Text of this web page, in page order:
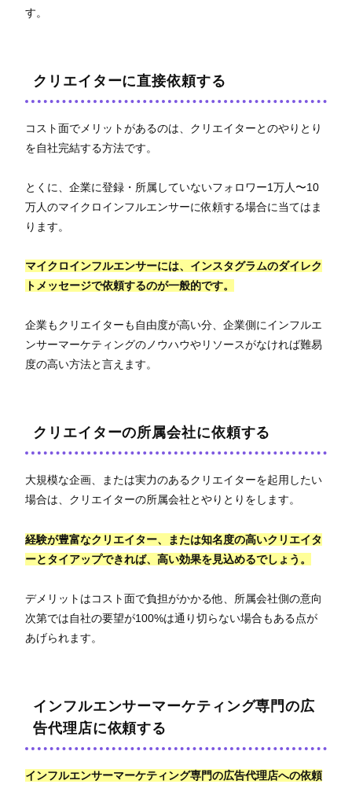
す。
クリエイターに直接依頼する
コスト面でメリットがあるのは、クリエイターとのやりとり
を自社完結する方法です。
とくに、企業に登録・所属していないフォロワー1万人〜10
万人のマイクロインフルエンサーに依頼する場合に当てはま
ります。
マイクロインフルエンサーには、インスタグラムのダイレク
トメッセージで依頼するのが一般的です。
企業もクリエイターも自由度が高い分、企業側にインフルエ
ンサーマーケティングのノウハウやリソースがなければ難易
度の高い方法と言えます。
クリエイターの所属会社に依頼する
大規模な企画、または実力のあるクリエイターを起用したい
場合は、クリエイターの所属会社とやりとりをします。
経験が豊富なクリエイター、または知名度の高いクリエイタ
ーとタイアップできれば、高い効果を見込めるでしょう。
デメリットはコスト面で負担がかかる他、所属会社側の意向
次第では自社の要望が100%は通り切らない場合もある点が
あげられます。
インフルエンサーマーケティング専門の広
告代理店に依頼する
インフルエンサーマーケティング専門の広告代理店への依頼